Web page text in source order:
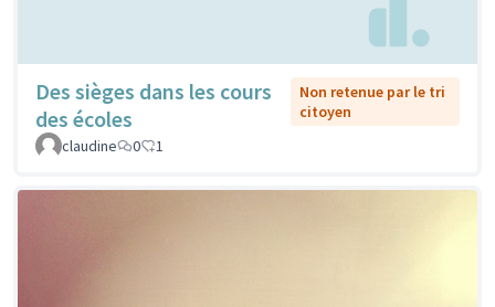
Des sièges dans les cours
des écoles
Non retenue par le tri
citoyen
claudine
0 1